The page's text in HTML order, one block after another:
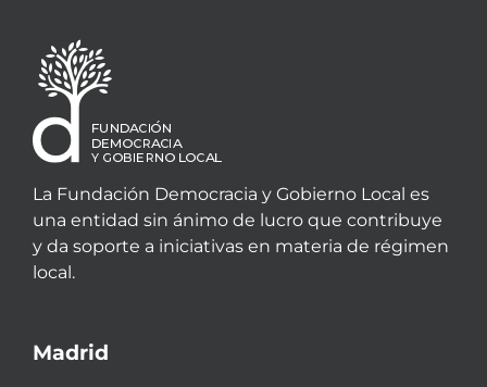
La Fundación Democracia y Gobierno Local es
una entidad sin ánimo de lucro que contribuye
y da soporte a iniciativas en materia de régimen
local.
Madrid